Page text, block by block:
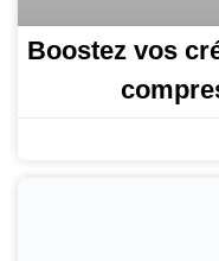
Boostez vos